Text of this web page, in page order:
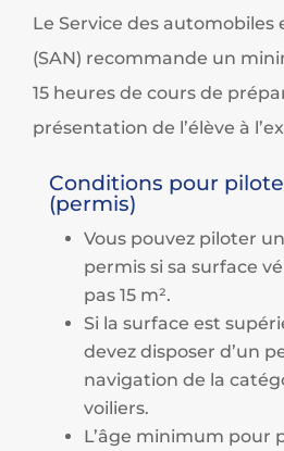
Le Service des automobiles
(SAN) recommande un
15 heures de cours de
présentation de l’élève à
Conditions pour
(permis)
Vous pouvez piloter
permis si sa surface
pas 15 m².
Si la surface est
devez disposer d’un
navigation de la
voiliers.
L’âge minimum pour